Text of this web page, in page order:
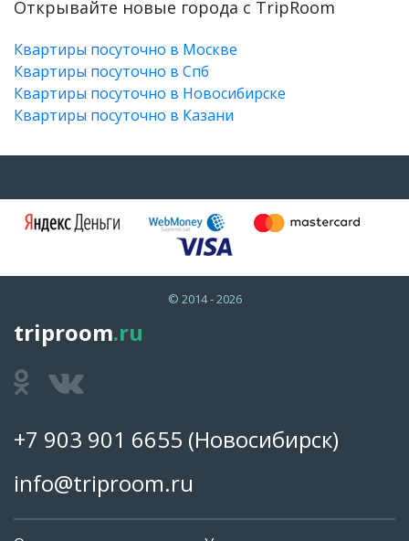
Открывайте новые города с TripRoom
Квартиры посуточно в Москве
Квартиры посуточно в Спб
Квартиры посуточно в Новосибирске
Квартиры посуточно в Казани
© 2014 - 2026
triproom.ru
+7 903 901 6655 (Новосибирск)
info@triproom.ru